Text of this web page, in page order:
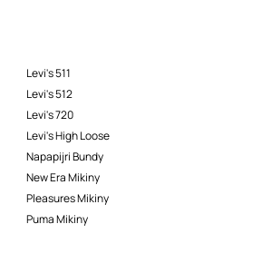
Levi's 511
Levi's 512
Levi's 720
Levi's High Loose
Napapijri Bundy
New Era Mikiny
Pleasures Mikiny
Puma Mikiny